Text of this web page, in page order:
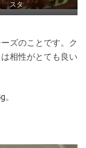
スタ
ズのことです。ク
相性がとても良い